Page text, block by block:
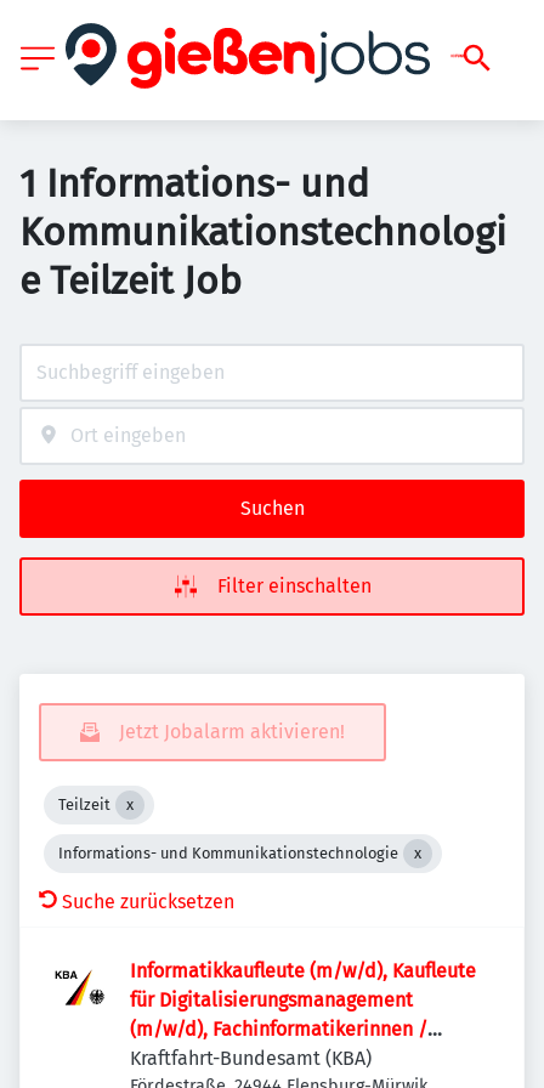
1 Informations- und
Kommunikationstechnologi
e Teilzeit Job
Suchen
Filter einschalten
Jetzt Jobalarm aktivieren!
Teilzeit
Informations- und Kommunikationstechnologie
Suche zurücksetzen
Informatik­kaufleute (m/w/d), Kaufleute
für Digitalisierungs­management
(m/w/d), Fachinformatikerinnen /
Fachinformatiker (m/w/d) oder
Kraftfahrt-Bundesamt (KBA)